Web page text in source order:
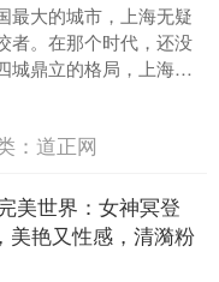
最大的城市，上海无疑
者。在那个时代，还没
城鼎立的格局，上海无
口规模上，都遥遥领
： 道正网
美世界：女神冥登
美艳又性感，清漪粉